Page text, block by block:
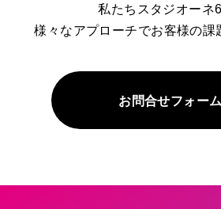
私たちスタジオーネ
様々なアプローチでお客様の課
お問合せフォー